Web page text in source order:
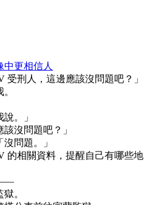
更相信人
受刑人，這邊應該沒問題吧？」
。」
沒問題吧？」
問題。」
的相關資料，提醒自己有哪些地
——
。